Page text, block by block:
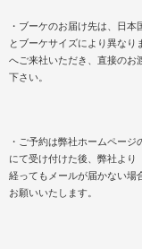
・ブーケのお届け先は、日
とブーケサイズにより異な
へご来社いただき、直接のお
下さい。
・ご予約は弊社ホームペー
にて受け付けた後、弊社より
経ってもメールが届かない場
お願いいたします。